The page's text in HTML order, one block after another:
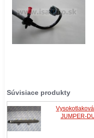
Súvisiace produkty
JUMPER-